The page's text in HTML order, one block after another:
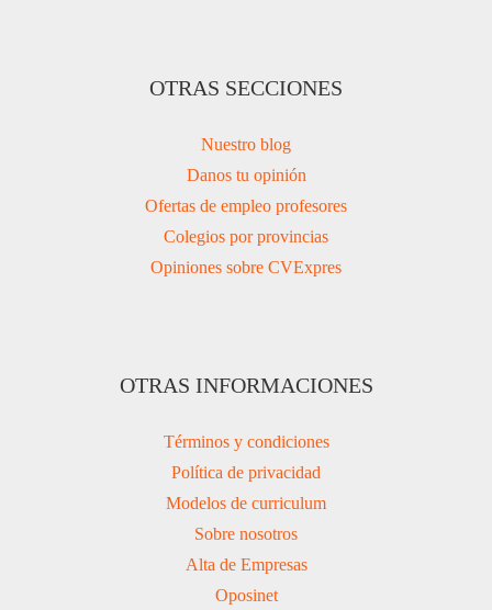
OTRAS SECCIONES
Nuestro blog
Danos tu opinión
Ofertas de empleo profesores
Colegios por provincias
Opiniones sobre CVExpres
OTRAS INFORMACIONES
Términos y condiciones
Política de privacidad
Modelos de curriculum
Sobre nosotros
Alta de Empresas
Oposinet